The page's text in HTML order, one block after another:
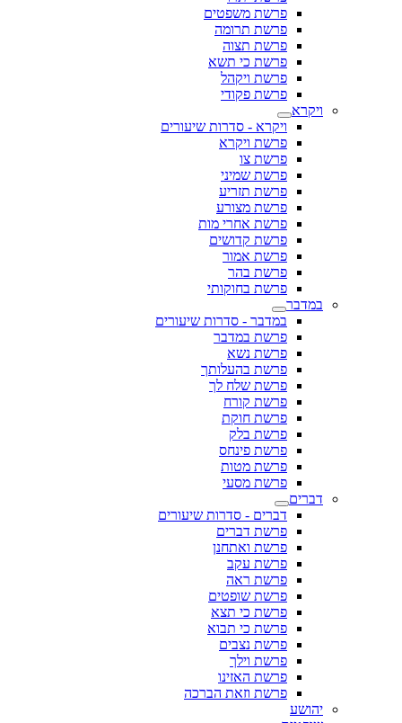
פרשת משפטים
פרשת תרומה
פרשת תצוה
פרשת כי תשא
פרשת ויקהל
פרשת פקודי
ויקרא
ויקרא - סדרות שיעורים
פרשת ויקרא
פרשת צו
פרשת שמיני
פרשת תזריע
פרשת מצורע
פרשת אחרי מות
פרשת קדושים
פרשת אמור
פרשת בהר
פרשת בחוקותי
במדבר
במדבר - סדרות שיעורים
פרשת במדבר
פרשת נשא
פרשת בהעלותך
פרשת שלח לך
פרשת קורח
פרשת חוקת
פרשת בלק
פרשת פינחס
פרשת מטות
פרשת מסעי
דברים
דברים - סדרות שיעורים
פרשת דברים
פרשת ואתחנן
פרשת עקב
פרשת ראה
פרשת שופטים
פרשת כי תצא
פרשת כי תבוא
פרשת נצבים
פרשת וילך
פרשת האזינו
פרשת וזאת הברכה
יהושע